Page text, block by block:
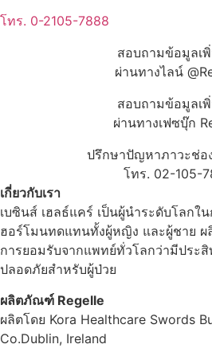
โทร. 0-2105-7888
สอบถามข้อมูลเพิ่
ผ่านทางไลน์
สอบถามข้อมูลเพิ่
ผ่านทางเฟซบุ๊ก
ปรึกษาปัญหาภาวะช่อ
โทร. 02-105-
เกี่ยวกับเรา
เบซินส์ เฮลธ์แคร์ เป็นผู้นำระดับโลกใ
ฮอร์โมนทดแทนทั้งผู้หญิง และผู้ชาย
การยอมรับจากแพทย์ทั่วโลกว่ามีประ
ปลอดภัยสำหรับผู้ป่วย
ผลิตภัณฑ์ Regelle
ผลิตโดย Kora Healthcare Swords
Co.Dublin, Ireland